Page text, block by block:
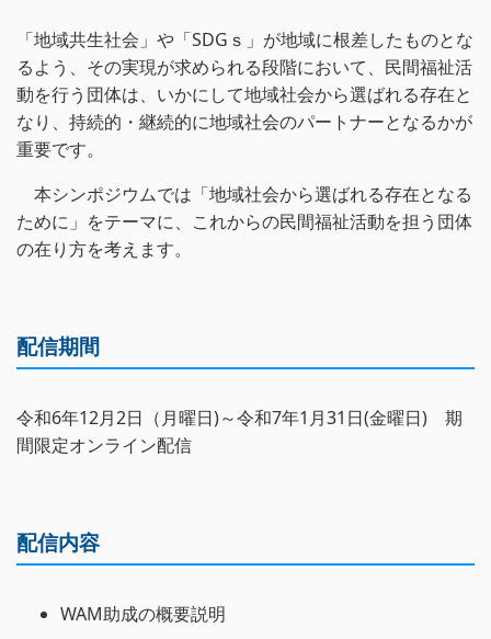
「地域共生社会」や「SDGｓ」が地域に根差したものとな
るよう、その実現が求められる段階において、民間福祉活
動を行う団体は、いかにして地域社会から選ばれる存在と
なり、持続的・継続的に地域社会のパートナーとなるかが
重要です。
本シンポジウムでは「地域社会から選ばれる存在となる
ために」をテーマに、これからの民間福祉活動を担う団体
の在り方を考えます。
配信期間
令和6年12月2日（月曜日)～令和7年1月31日(金曜日) 期
間限定オンライン配信
配信内容
WAM助成の概要説明